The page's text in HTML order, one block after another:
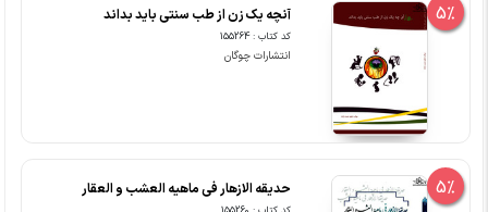
5% آنچه یک زن از طب سنتی باید بداند
کد کتاب : 155264
انتشارات چوگان
5% حدیقه الازهار فی ماهیه العشب و العقار